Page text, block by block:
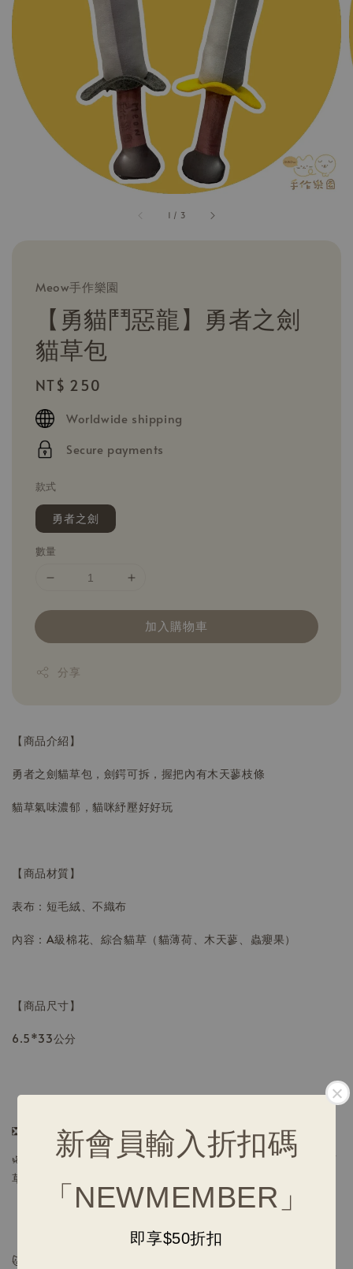
新會員輸入折扣碼
「NEWMEMBER」
即享$50折扣
1 / 3
Meow手作樂園
【勇貓鬥惡龍】勇者之劍
貓草包
Regular
price
NT$ 250
Worldwide shipping
Secure payments
款式
勇者之劍
數量
加入購物車
分享
【商品介紹】
勇者之劍貓草包，劍鍔可拆，握把內有木天蓼枝條
貓草氣味濃郁，貓咪紓壓好好玩
【商品材質】
表布：短毛絨、不織布
內容：A級棉花、綜合貓草（貓薄荷、木天蓼、蟲癭果）
【商品尺寸】
6.5*33公分
【保養清潔】
❎ 不建議水洗，使用後可用濕紙巾將表面擦拭乾淨
🌿
若味道變淡，可將玩具及貓草放入密封袋中，輕輕搓揉增加貓
草香氣
🐱 幼貓、老貓及部分貓咪可能對貓草沒有反應